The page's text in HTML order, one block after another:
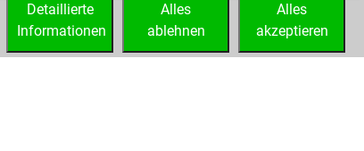
Alles
akzeptieren
Alles
ablehnen
Detaillierte
Informationen